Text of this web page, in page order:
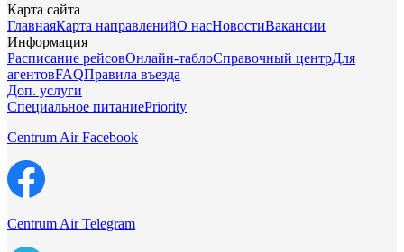
Карта сайта
ГлавнаяКарта направленийО насНовостиВакансии
Информация
Расписание рейсовОнлайн-таблоСправочный центрДля
агентовFAQПравила въезда
Доп. услуги
Специальное питаниеPriority
Centrum Air Facebook
Centrum Air Telegram